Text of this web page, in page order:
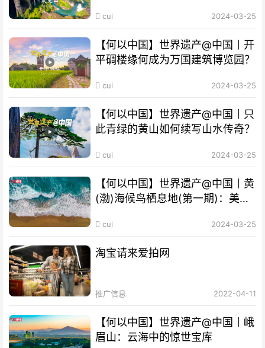
cui 2024-03-25
【何以中国】世界遗产@中国丨开
平碉楼缘何成为万国建筑博览园？
cui 2024-03-25
【何以中国】世界遗产@中国丨只
此青绿的黄山如何续写山水传奇？
cui 2024-03-25
【何以中国】世界遗产@中国丨黄
(渤)海候鸟栖息地(第一期)：美丽
cui 2024-03-25
淘宝请来爱拍网
推广信息 2022-04-11
【何以中国】世界遗产@中国丨峨
眉山：云海中的惊世宝库